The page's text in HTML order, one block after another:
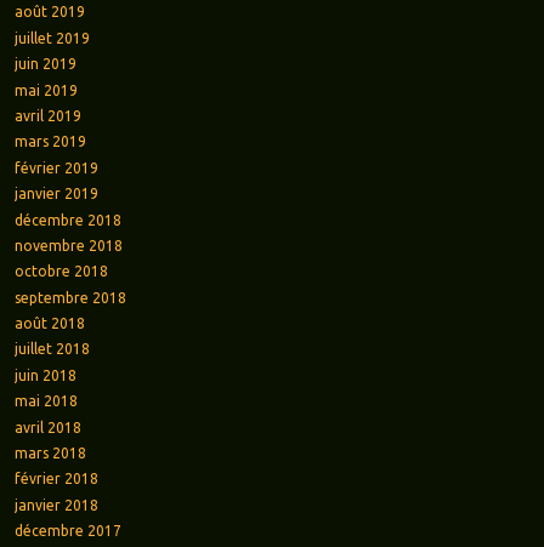
août 2019
juillet 2019
juin 2019
mai 2019
avril 2019
mars 2019
février 2019
janvier 2019
décembre 2018
novembre 2018
octobre 2018
septembre 2018
août 2018
juillet 2018
juin 2018
mai 2018
avril 2018
mars 2018
février 2018
janvier 2018
décembre 2017